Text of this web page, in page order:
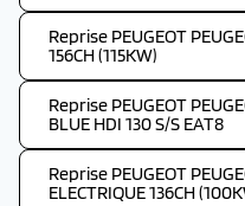
Reprise PEUGEOT
156CH (115KW)
Reprise PEUGEOT
BLUE HDI 130 S/S EAT8
Reprise PEUGEOT
ELECTRIQUE 136CH